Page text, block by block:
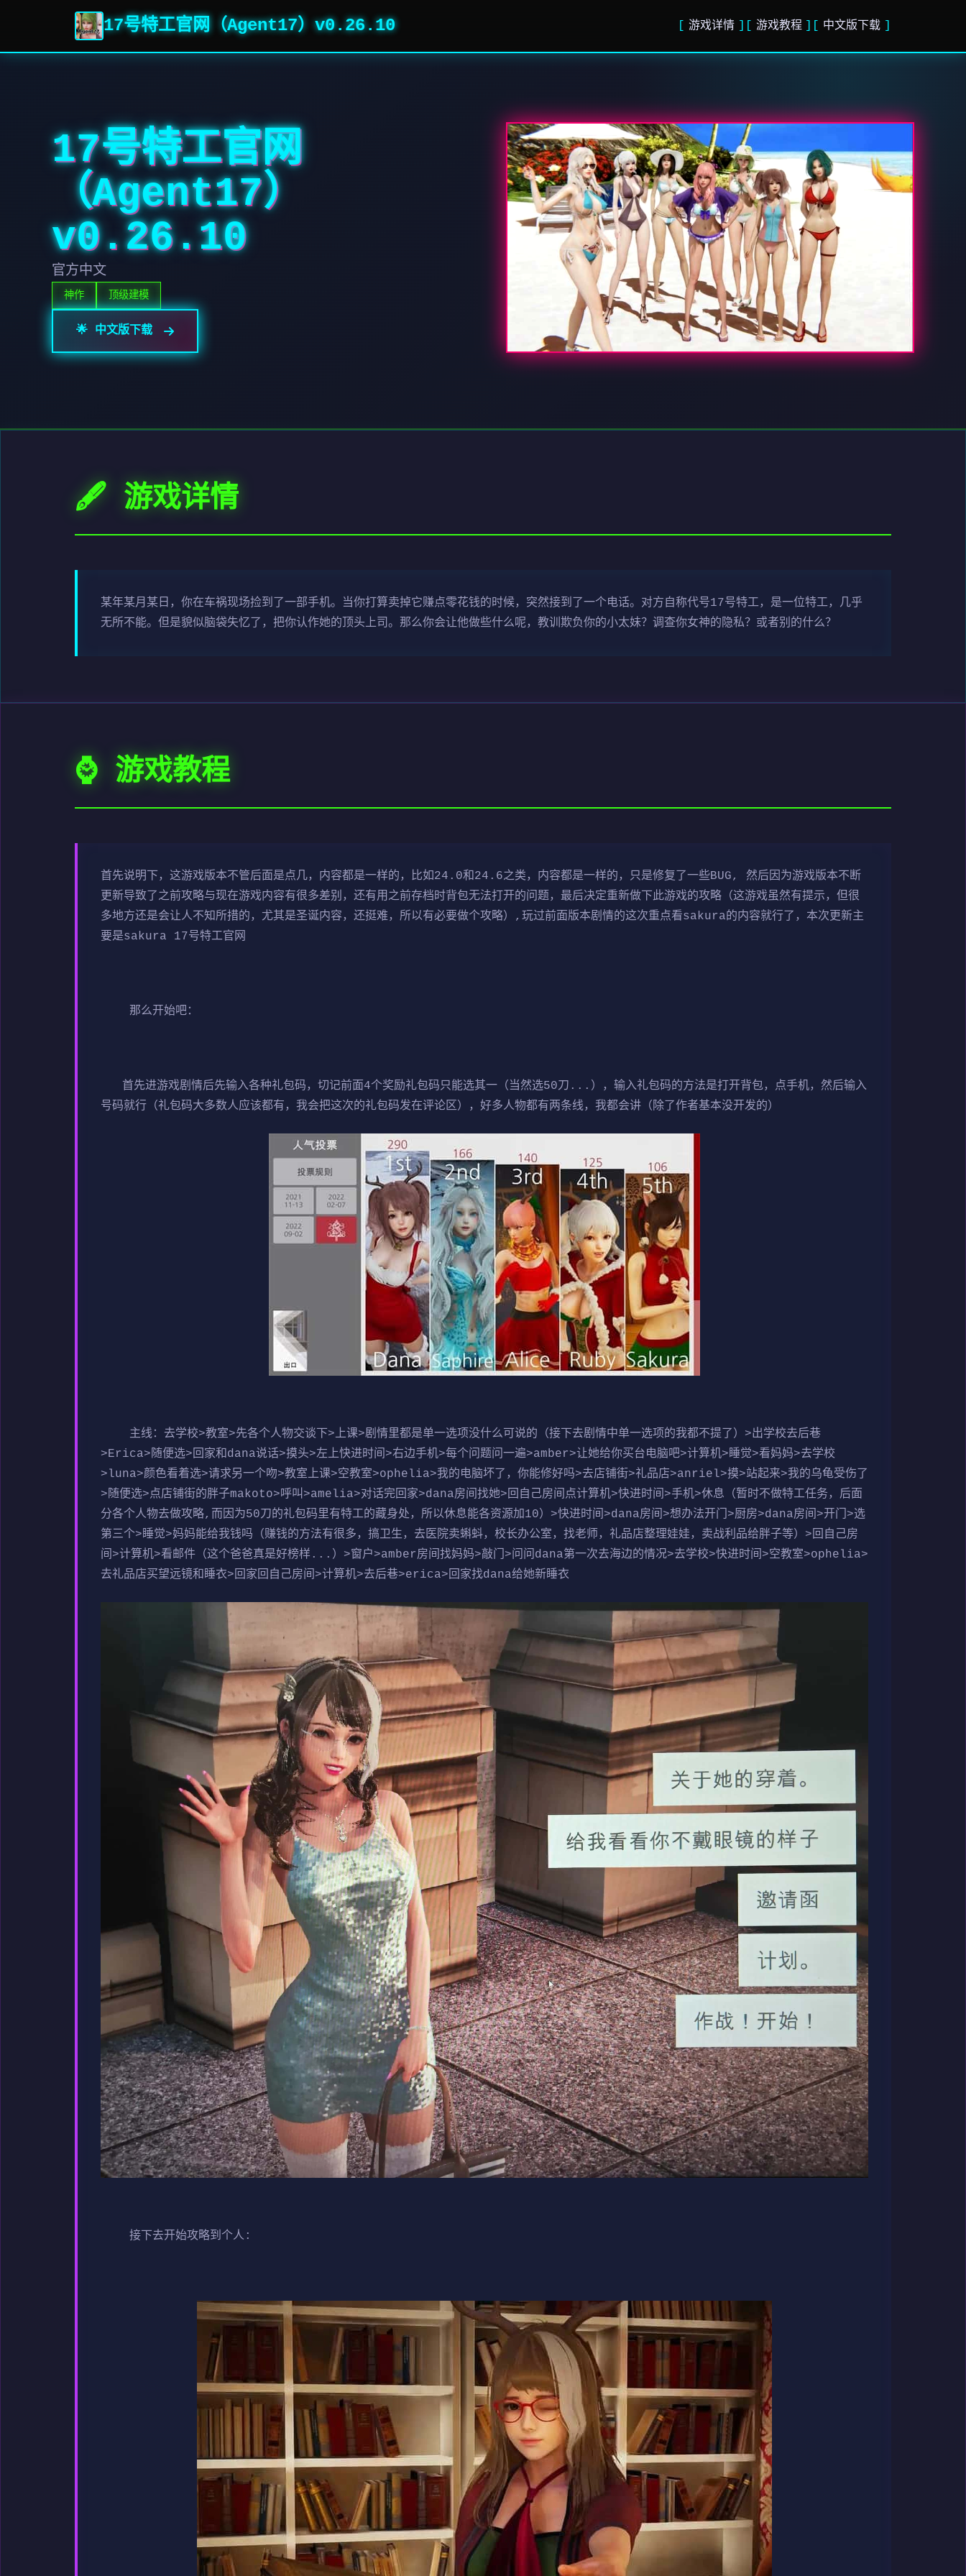
17号特工官网（Agent17）v0.26.10 游戏详情 游戏教程 中文版下载
17号特工官网
（Agent17）
v0.26.10
官方中文
神作 顶级建模
🌟 中文版下载
🖋️ 游戏详情
某年某月某日，你在车祸现场捡到了一部手机。当你打算卖掉它赚点零花钱的时候，突然接到了一个电话。对方自称代号17号特工，是一位特工，几乎
无所不能。但是貌似脑袋失忆了，把你认作她的顶头上司。那么你会让他做些什么呢，教训欺负你的小太妹？调查你女神的隐私？或者别的什么？
⌚ 游戏教程
首先说明下，这游戏版本不管后面是点几，内容都是一样的，比如24.0和24.6之类，内容都是一样的，只是修复了一些BUG, 然后因为游戏版本不断
更新导致了之前攻略与现在游戏内容有很多差别，还有用之前存档时背包无法打开的问题，最后决定重新做下此游戏的攻略（这游戏虽然有提示，但很
多地方还是会让人不知所措的，尤其是圣诞内容，还挺难，所以有必要做个攻略）,玩过前面版本剧情的这次重点看sakura的内容就行了，本次更新主
要是sakura 17号特工官网
那么开始吧：
首先进游戏剧情后先输入各种礼包码，切记前面4个奖励礼包码只能选其一（当然选50刀...），输入礼包码的方法是打开背包，点手机，然后输入
号码就行（礼包码大多数人应该都有，我会把这次的礼包码发在评论区），好多人物都有两条线，我都会讲（除了作者基本没开发的）
主线：去学校>教室>先各个人物交谈下>上课>剧情里都是单一选项没什么可说的（接下去剧情中单一选项的我都不提了）>出学校去后巷
>Erica>随便选>回家和dana说话>摸头>左上快进时间>右边手机>每个问题问一遍>amber>让她给你买台电脑吧>计算机>睡觉>看妈妈>去学校
>luna>颜色看着选>请求另一个吻>教室上课>空教室>ophelia>我的电脑坏了，你能修好吗>去店铺街>礼品店>anriel>摸>站起来>我的乌龟受伤了
>随便选>点店铺街的胖子makoto>呼叫>amelia>对话完回家>dana房间找她>回自己房间点计算机>快进时间>手机>休息（暂时不做特工任务，后面
分各个人物去做攻略,而因为50刀的礼包码里有特工的藏身处，所以休息能各资源加10）>快进时间>dana房间>想办法开门>厨房>dana房间>开门>选
第三个>睡觉>妈妈能给我钱吗（赚钱的方法有很多，搞卫生，去医院卖蝌蚪，校长办公室，找老师，礼品店整理娃娃，卖战利品给胖子等）>回自己房
间>计算机>看邮件（这个爸爸真是好榜样...）>窗户>amber房间找妈妈>敲门>问问dana第一次去海边的情况>去学校>快进时间>空教室>ophelia>
去礼品店买望远镜和睡衣>回家回自己房间>计算机>去后巷>erica>回家找dana给她新睡衣
接下去开始攻略到个人: